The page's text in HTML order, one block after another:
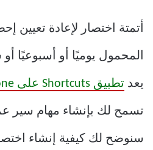
أتمتة اختصار لإعادة تعيين
المحمول يوميًا أو أسبوعيًا أو
يعد تطبيق Shortcuts على iPhone
تسمح لك بإنشاء مهام سير
سنوضح لك كيفية إنشاء